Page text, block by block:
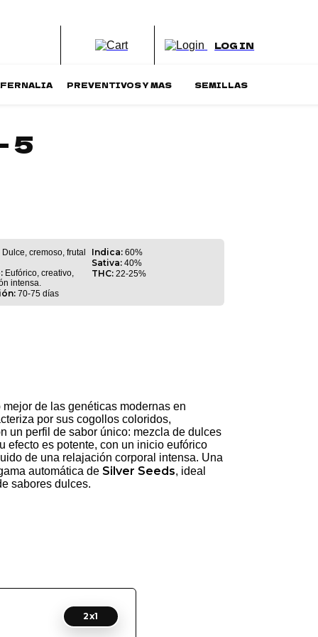
LOG IN
PREVENTIVOS Y MAS SEMILLAS
5
Dulce, cremoso, frutal
Eufórico, creativo,
intensa.
70-75 días
Indica:60%
Sativa:40%
THC:22-25%
de las genéticas modernas en
por sus cogollos coloridos,
un perfil de sabor único: mezcla de dulces
efecto es potente, con un inicio eufórico
de una relajación corporal intensa. Una
automática de Silver Seeds, ideal
sabores dulces.
2x1